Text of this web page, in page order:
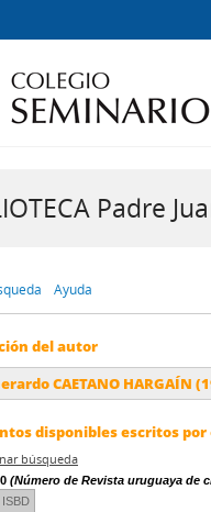
Padre
Ayuda
del autor
CAETANO HARGAÍN
disponibles escritos
búsqueda
(Número de Revista uruguaya de
ISBD